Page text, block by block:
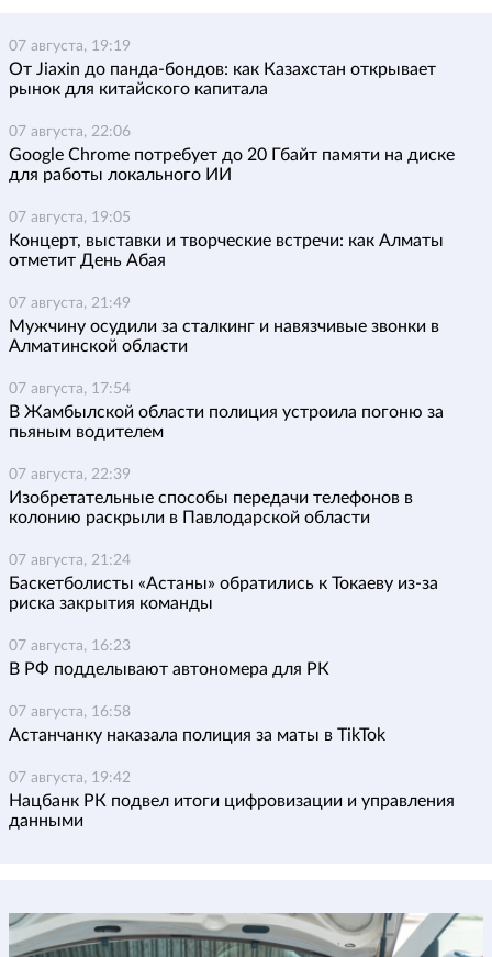
07 августа, 19:19
От Jiaxin до панда-бондов: как Казахстан открывает
рынок для китайского капитала
07 августа, 22:06
Google Chrome потребует до 20 Гбайт памяти на диске
для работы локального ИИ
07 августа, 19:05
Концерт, выставки и творческие встречи: как Алматы
отметит День Абая
07 августа, 21:49
Мужчину осудили за сталкинг и навязчивые звонки в
Алматинской области
07 августа, 17:54
В Жамбылской области полиция устроила погоню за
пьяным водителем
07 августа, 22:39
Изобретательные способы передачи телефонов в
колонию раскрыли в Павлодарской области
07 августа, 21:24
Баскетболисты «Астаны» обратились к Токаеву из-за
риска закрытия команды
07 августа, 16:23
В РФ подделывают автономера для РК
07 августа, 16:58
Астанчанку наказала полиция за маты в TikTok
07 августа, 19:42
Нацбанк РК подвел итоги цифровизации и управления
данными